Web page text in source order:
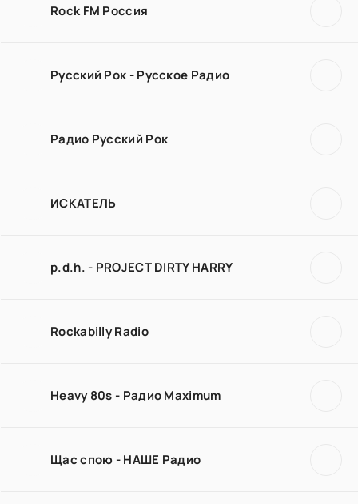
Rock FM Россия
Русский Рок - Русское Радио
Радио Русский Рок
ИСКАТЕЛЬ
p.d.h. - PROJECT DIRTY HARRY
Rockabilly Radio
Heavy 80s - Радио Maximum
Щас спою - НАШЕ Радио